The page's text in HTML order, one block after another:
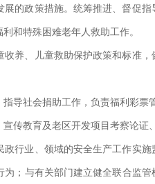
展的政策措施。统筹推进、督促
和特殊困难老年人救助工作。
收养、儿童救助保护政策和标准
导社会捐助工作，负责福利彩票
传教育及老区开发项目考察论证
政行业、领域的安全生产工作实
；与有关部门建立健全联合监管